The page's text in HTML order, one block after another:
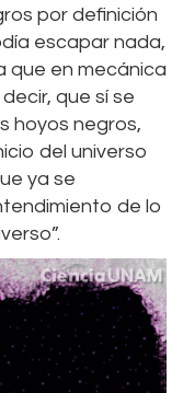
por definición
escapar nada,
que en mecánica
que sí se
hoyos negros,
del universo
ya se
de lo